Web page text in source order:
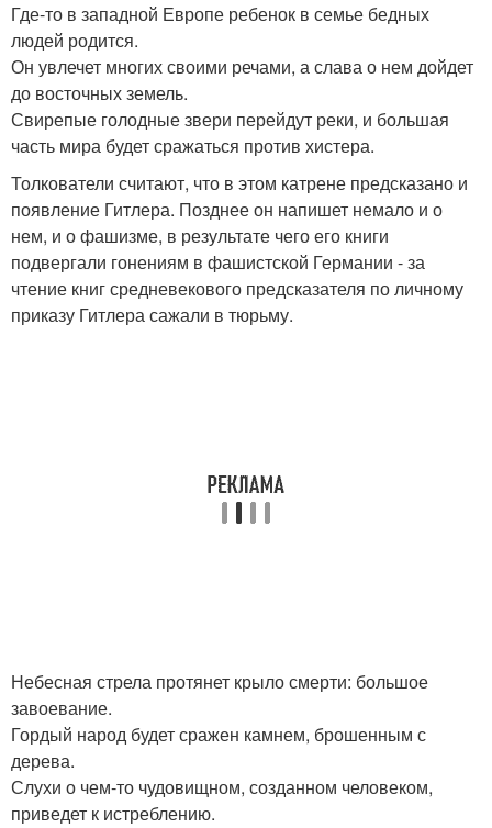
Где-то в западной Европе ребенок в семье бедных
людей родится.
Он увлечет многих своими речами, а слава о нем дойдет
до восточных земель.
Свирепые голодные звери перейдут реки, и большая
часть мира будет сражаться против хистера.
Толкователи считают, что в этом катрене предсказано и
появление Гитлера. Позднее он напишет немало и о
нем, и о фашизме, в результате чего его книги
подвергали гонениям в фашистской Германии - за
чтение книг средневекового предсказателя по личному
приказу Гитлера сажали в тюрьму.
Небесная стрела протянет крыло смерти: большое
завоевание.
Гордый народ будет сражен камнем, брошенным с
дерева.
Слухи о чем-то чудовищном, созданном человеком,
приведет к истреблению.